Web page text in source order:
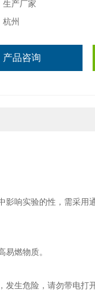
生产厂家
杭州
产品咨询
响实验的性，需采用
燃物质。
生危险，请勿带电打